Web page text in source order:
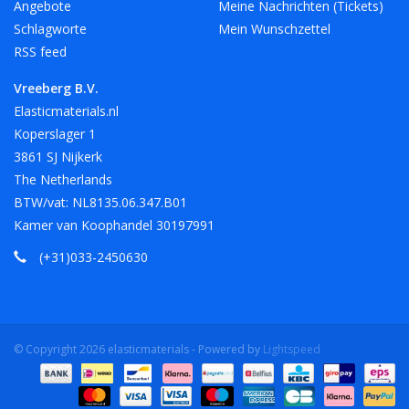
Angebote
Schlagworte
RSS feed
Meine Nachrichten (Tickets)
Mein Wunschzettel
Vreeberg B.V.
Elasticmaterials.nl
Koperslager 1
3861 SJ Nijkerk
The Netherlands
BTW/vat: NL8135.06.347.B01
Kamer van Koophandel 30197991
(+31)033-2450630
© Copyright 2026 elasticmaterials - Powered by Lightspeed